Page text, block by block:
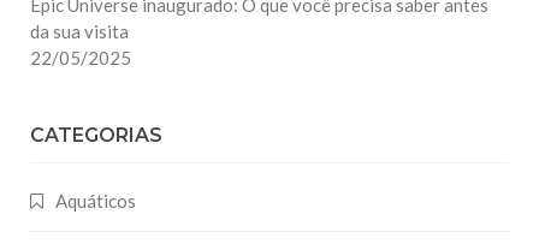
Epic Universe inaugurado: O que você precisa saber antes
da sua visita
22/05/2025
CATEGORIAS
Aquáticos